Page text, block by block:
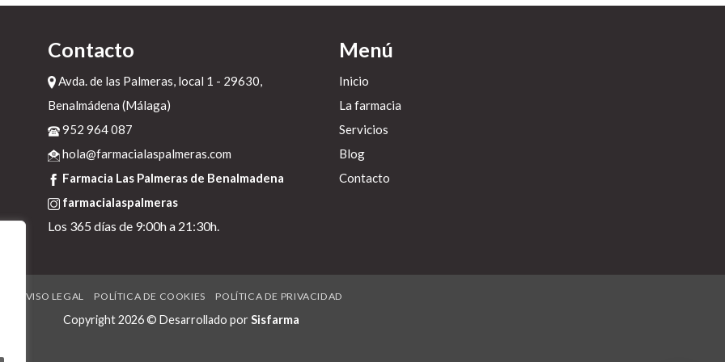
Contacto
Avda. de las Palmeras, local 1 - 29630,
Benalmádena (Málaga)
952 964 087
hola@farmacialaspalmeras.com
Farmacia Las Palmeras de Benalmadena
farmacialaspalmeras
Los 365 días de 9:00h a 21:30h.
Menú
Inicio
La farmacia
Servicios
Blog
Contacto
AVISO LEGAL POLÍTICA DE COOKIES POLÍTICA DE PRIVACIDAD
Copyright 2026 © Desarrollado por Sisfarma